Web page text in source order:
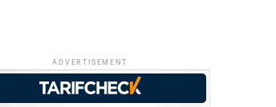
ADVERTISEMENT